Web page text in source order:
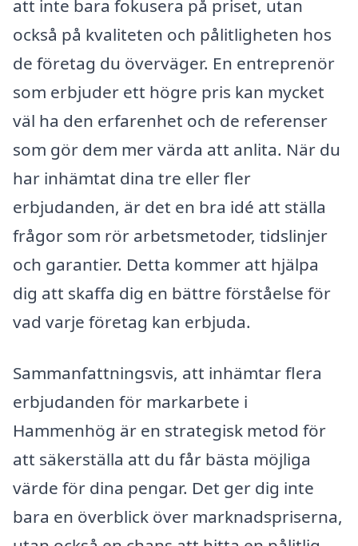
att inte bara fokusera på priset, utan
också på kvaliteten och pålitligheten hos
de företag du överväger. En entreprenör
som erbjuder ett högre pris kan mycket
väl ha den erfarenhet och de referenser
som gör dem mer värda att anlita. När du
har inhämtat dina tre eller fler
erbjudanden, är det en bra idé att ställa
frågor som rör arbetsmetoder, tidslinjer
och garantier. Detta kommer att hjälpa
dig att skaffa dig en bättre förståelse för
vad varje företag kan erbjuda.
Sammanfattningsvis, att inhämtar flera
erbjudanden för markarbete i
Hammenhög är en strategisk metod för
att säkerställa att du får bästa möjliga
värde för dina pengar. Det ger dig inte
bara en överblick över marknadspriserna,